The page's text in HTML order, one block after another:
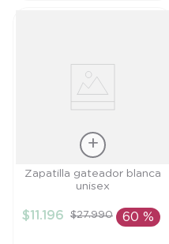
Talla
AÑADIR AL
Zapatilla gateador blanca
unisex
$11 .196 $27.990 60 %